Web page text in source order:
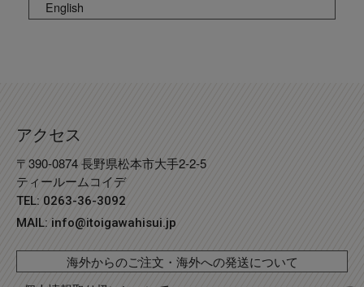
English
アクセス
〒390-0874 長野県松本市大手2-2-5
ティールームコイデ
TEL: 0263-36-3092
MAIL: info@itoigawahisui.jp
海外からのご注文・海外への発送について